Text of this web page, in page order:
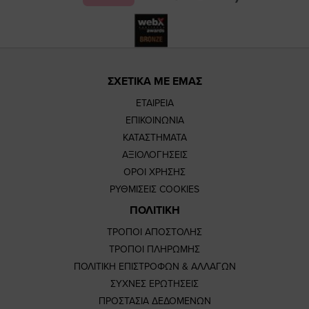
ΣΧΕΤΙΚΑ ΜΕ ΕΜΑΣ
ΕΤΑΙΡΕΙΑ
ΕΠΙΚΟΙΝΩΝΙΑ
ΚΑΤΑΣΤΗΜΑΤΑ
ΑΞΙΟΛΟΓΗΣΕΙΣ
ΟΡΟΙ ΧΡΗΣΗΣ
ΡΥΘΜΙΣΕΙΣ COOKIES
ΠΟΛΙΤΙΚΗ
ΤΡΟΠΟΙ ΑΠΟΣΤΟΛΗΣ
ΤΡΟΠΟΙ ΠΛΗΡΩΜΗΣ
ΠΟΛΙΤΙΚΗ ΕΠΙΣΤΡΟΦΩΝ & ΑΛΛΑΓΩΝ
ΣΥΧΝΕΣ ΕΡΩΤΗΣΕΙΣ
ΠΡΟΣΤΑΣΙΑ ΔΕΔΟΜΕΝΩΝ